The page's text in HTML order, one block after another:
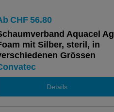
CHF 56.80
Aquacel Ag
mit Silber, steril, in
Grössen
Details